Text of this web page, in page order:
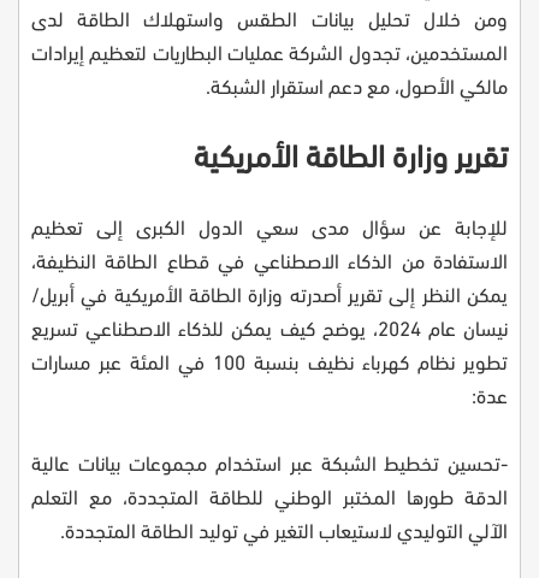
ومن خلال تحليل بيانات الطقس واستهلاك الطاقة لدى
المستخدمين، تجدول الشركة عمليات البطاريات لتعظيم إيرادات
مالكي الأصول، مع دعم استقرار الشبكة.
تقرير وزارة الطاقة الأمريكية
للإجابة عن سؤال مدى سعي الدول الكبرى إلى تعظيم
الاستفادة من الذكاء الاصطناعي في قطاع الطاقة النظيفة،
يمكن النظر إلى تقرير أصدرته وزارة الطاقة الأمريكية في أبريل/
نيسان عام 2024، يوضح كيف يمكن للذكاء الاصطناعي تسريع
تطوير نظام كهرباء نظيف بنسبة 100 في المئة عبر مسارات
عدة:
-تحسين تخطيط الشبكة عبر استخدام مجموعات بيانات عالية
الدقة طورها المختبر الوطني للطاقة المتجددة، مع التعلم
الآلي التوليدي لاستيعاب التغير في توليد الطاقة المتجددة.